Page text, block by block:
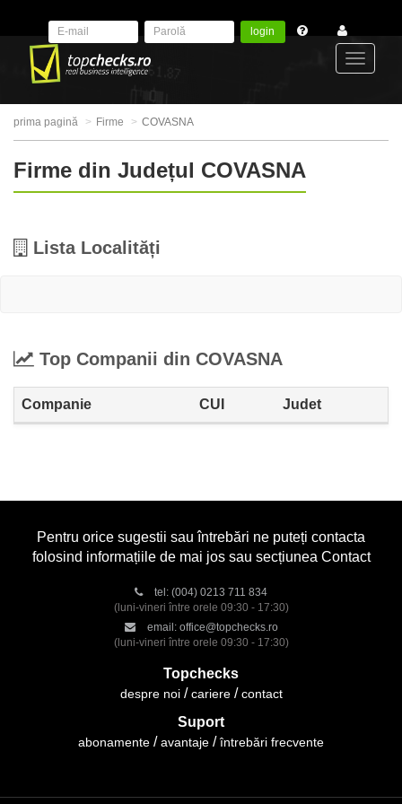
login
prima pagină Firme COVASNA
Firme din Județul COVASNA
Lista Localități
Top Companii din COVASNA
Companie CUI Judet
Pentru orice sugestii sau întrebări ne puteți contacta
folosind informațiile de mai jos sau secțiunea Contact
tel: (004) 0213 711 834
(luni-vineri între orele 09:30 - 17:30)
email: office@topchecks.ro
(luni-vineri între orele 09:30 - 17:30)
Topchecks
despre noi cariere contact
Suport
abonamente avantaje întrebări frecvente